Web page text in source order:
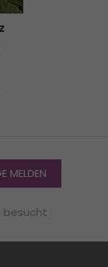
MELDEN
besucht